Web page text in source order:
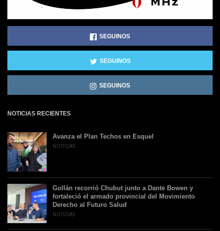
SEGUINOS
SEGUINOS
SEGUINOS
NOTICIAS RECIENTES
Avanza el Plan Techos en Esquel
NOTICIAS
Gollán recorrió Chubut junto a Dante Bowen y
fortaleció el armado provincial del Movimiento
Derecho al Futuro Salud
NOTICIAS